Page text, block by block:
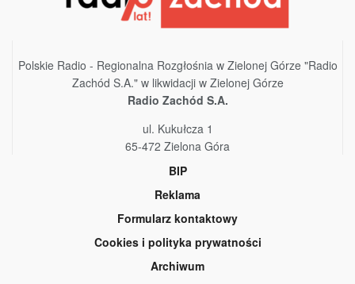
Polskie Radio - Regionalna Rozgłośnia w Zielonej Górze "Radio
Zachód S.A." w likwidacji w Zielonej Górze
Radio Zachód S.A.
ul. Kukułcza 1
65-472 Zielona Góra
BIP
Reklama
Formularz kontaktowy
Cookies i polityka prywatności
Archiwum